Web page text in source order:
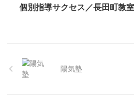
個別指導サクセス／長田町教室
陽気塾